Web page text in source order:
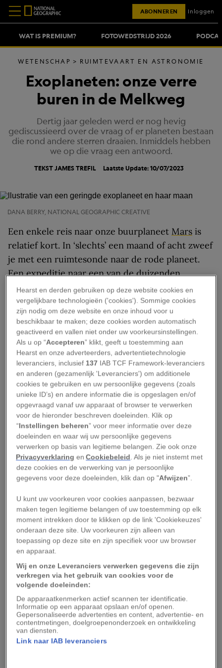
WAT IS PREMIUM? FOTOWEDSTRIJD 2026
ABONNEREN Inloggen
WETENSCHAP RUIMTEVAART EN ASTRONOMIE
Exoplaneten: onze verre
buren in de Melkweg
Dertig jaar geleden werd er nog hevig
gediscussieerd over de vraag of er planeten bestaan
die rond andere sterren draaien. Inmiddels hebben
we op die vraag een antwoord.
TEKST JAMES TREFIL Laatste Update: 10/07/2023
DANA BERRY, NATIONAL GEOGRAPHIC CREATIVE
Een enkele reis naar onze buurplaneet Mars is
relatief kort. In ‘slechts’ een maand of acht zweef
je met een ruimtesonde naar de rode planeet.
Een expeditie naar een van de duizenden
exoplaneten is een heel ander verhaal.
Wat is een exoplaneet?
Een exoplaneet is een planeet die om een andere
ster draait dan de zon. En dat zijn er nogal wat.
Volgens NASAzijn er ruim vijfduizend
exoplaneten bekend, en de lijst wordt elke dag
groter: er bijna tienduizend kandidaat-
exoplaneten in de wacht om te worden
geverifieerd.
Inmiddels weten we dat de Melkweg meer
planeten dan sterren bevat, een ontdekking die
we danken aan de NASA-ruimtetelescoop Kepler.
De Amerikaanse ruimtevaartorganisatie
lanceerde deze telescoop in 2009.
Een ambitieuze missie, want het bleek nog niet
zo makkelijk om exoplaneten op te sporen.
Planeten zijn enkel zichtbaar doordat ze licht
van hun ster reflecteren. Het probleem daarbij is
niet zozeer dat exoplaneten zelf geen lichtbron
vormen, maar wel dat het licht van een planeet
vaak wordt overstraald door het licht van haar
ster. Je kunt het opsporen van een exoplaneet
vergelijken met het zoeken naar een vuurvliegje
Hearst en derden gebruiken op deze website cookies en
vergelijkbare technologieën ('cookies'). Sommige cookies
zijn nodig om deze website en onze inhoud voor u
beschikbaar te maken; deze cookies worden automatisch
geactiveerd en vallen niet onder uw voorkeursinstellingen.
Als u op “Accepteren” klikt, geeft u toestemming aan
Hearst en onze adverteerders, advertentietechnologie
leveranciers, inclusief 137 IAB TCF Framework-leveranciers
en anderen (gezamenlijk 'Leveranciers') om additionele
cookies te gebruiken en uw persoonlijke gegevens (zoals
unieke ID’s) en andere informatie die is opgeslagen en/of
opgevraagd vanaf uw apparaat of browser te verwerken
voor de hieronder beschreven doeleinden. Klik op
“Instellingen beheren” voor meer informatie over deze
doeleinden en waar wij uw persoonlijke gegevens
verwerken op basis van legitieme belangen. Zie ook onze
Privacyverklaring enCookiebeleid. Als je niet instemt met
deze cookies en de verwerking van je persoonlijke
gegevens voor deze doeleinden, klik dan op "Afwijzen”.
U kunt uw voorkeuren voor cookies aanpassen, bezwaar
maken tegen legitieme belangen of uw toestemming op elk
moment intrekken door te klikken op de link 'Cookiekeuzes'
onderaan deze site. Uw voorkeuren zijn alleen van
toepassing op deze site en zijn specifiek voor uw browser
en apparaat.
Wij en onze Leveranciers verwerken gegevens die zijn
verkregen via het gebruik van cookies voor de
volgende doeleinden:
De apparaatkenmerken actief scannen ter identificatie.
Informatie op een apparaat opslaan en/of openen.
Gepersonaliseerde advertenties en content, advertentie- en
contentmetingen, doelgroepenonderzoek en ontwikkeling
van diensten.
Link naar IAB leveranciers